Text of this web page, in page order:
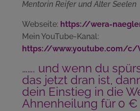
Mentorin Reifer und Alter Seelen
Webseite: https://wera-
Mein YouTube-Kanal:
https://www.youtube.com/c/
……. und wenn du
das jetzt dran ist,
dein Einstieg in die
Ahnenheilung für 0 €